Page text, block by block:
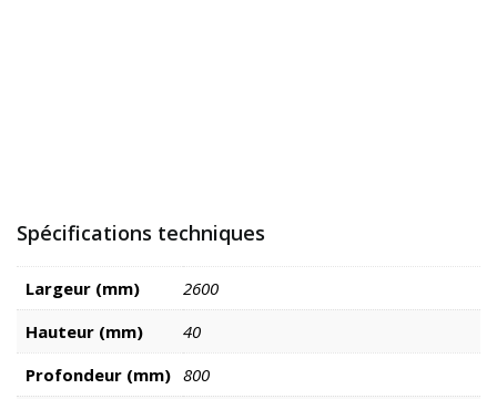
Spécifications techniques
Largeur (mm)
2600
Hauteur (mm)
40
Profondeur (mm) 800